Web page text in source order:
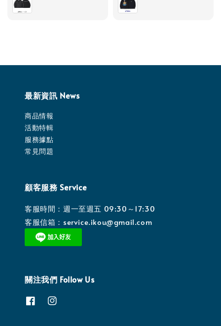
最新資訊 News
商品情報
活動特輯
服務據點
常見問題
顧客服務 Service
客服時間：週一至週五 09:30～17:30
客服信箱：service.ikou@gmail.com
關注我們 Follow Us